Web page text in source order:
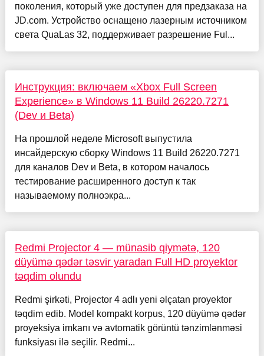
поколения, который уже доступен для предзаказа на
JD.com. Устройство оснащено лазерным источником
света QuaLas 32, поддерживает разрешение Ful...
Инструкция: включаем «Xbox Full Screen
Experience» в Windows 11 Build 26220.7271
(Dev и Beta)
На прошлой неделе Microsoft выпустила
инсайдерскую сборку Windows 11 Build 26220.7271
для каналов Dev и Beta, в котором началось
тестирование расширенного доступ к так
называемому полноэкра...
Redmi Projector 4 — münasib qiymətə, 120
düyümə qədər təsvir yaradan Full HD proyektor
təqdim olundu
Redmi şirkəti, Projector 4 adlı yeni əlçatan proyektor
təqdim edib. Model kompakt korpus, 120 düyümə qədər
proyeksiya imkanı və avtomatik görüntü tənzimlənməsi
funksiyası ilə seçilir. Redmi...